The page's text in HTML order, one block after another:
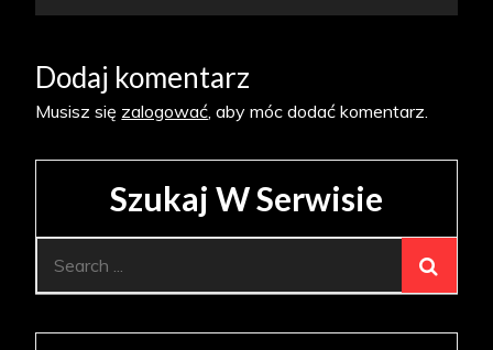
Dodaj komentarz
Musisz się zalogować, aby móc dodać komentarz.
Szukaj W Serwisie